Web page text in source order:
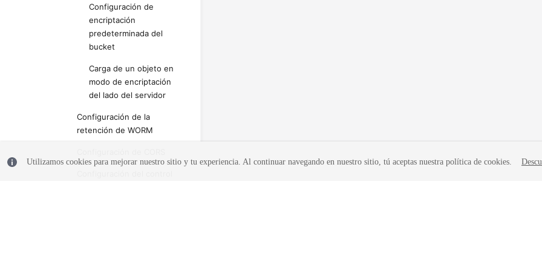
Configuración de
encriptación
predeterminada del
bucket
Carga de un objeto en
modo de encriptación
del lado del servidor
Configuración de la
retención de WORM
Utilizamos cookies para mejorar nuestro sitio y tu experiencia. Al continuar navegando en nuestro sitio, tú aceptas nuestra política de cookies.